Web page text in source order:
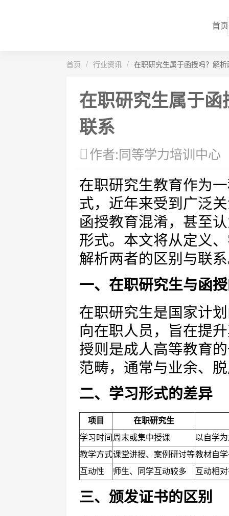
首页
首页 / 行业资讯 / 在职研究生属于函授吗？解
在职研究生属于
联系
作者:同等学力培训中心
在职研究生教育作为
式，近年来受到广泛
函授教育混淆，甚至
形式。本文将从定义
解析两者的区别与联
一、在职研究生与函
在职研究生是国家计
向在职人员，旨在提
授则是成人高等教育
范畴，通常与业余、
二、学习形式的差异
项目
在职研究生
学习时间 周末或集中授课
以自学
教学方式课堂讲授、案例研讨等教材自
互动性
师生、同学互动较多 互动相
三、颁发证书的区别